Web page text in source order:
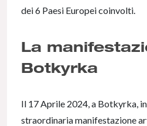
dei 6 Paesi Europei coinvolti.
La
Botkyrka
Il 17 Aprile 2024, a Botkyrka, in
straordinaria manifestazione